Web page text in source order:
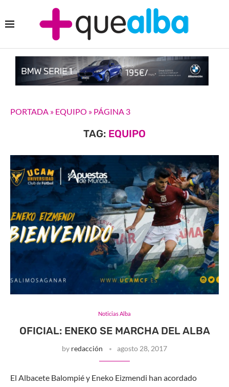
PORTADA » EQUIPO » PÁGINA 3
TAG: EQUIPO
Noticias Alba
OFICIAL: ENEKO SE MARCHA DEL ALBA
by redacción agosto 28, 2017
El Albacete Balompié y Eneko Eizmendi han acordado